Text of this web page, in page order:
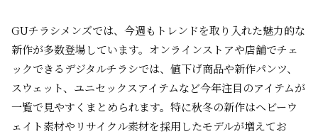
GUチラシメンズでは、今週もトレンドを取り入れた魅力的な
新作が多数登場しています。オンラインストアや店舗でチェ
ックできるデジタルチラシでは、値下げ商品や新作パンツ、
スウェット、ユニセックスアイテムなど今年注目のアイテムが
一覧で見やすくまとめられます。特に秋冬の新作はヘビーウ
ェイト素材やリサイクル素材を採用したモデルが増えてお